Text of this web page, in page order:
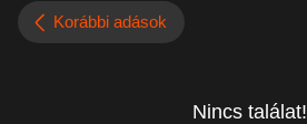
Korábbi adások
Nincs találat!